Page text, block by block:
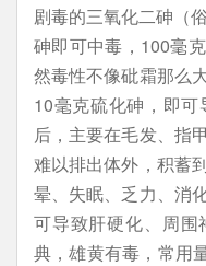
剧毒的三氧化二砷（
砷即可中毒，100毫
然毒性不像砒霜那么
10毫克硫化砷，即
后，主要在毛发、指
难以排出体外，积蓄
晕、失眠、乏力、消
可导致肝硬化、周
典，雄黄有毒，常用